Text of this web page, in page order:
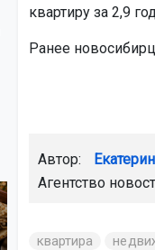
квартиру за 2,9
Ранее
Автор:
Агентство
квартира